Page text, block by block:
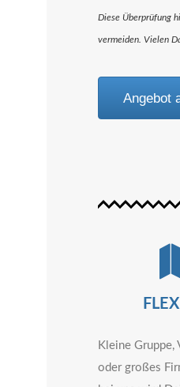
Diese Überprüfung
vermeiden. Vielen
Angebot
Kleine Gruppe,
oder großes